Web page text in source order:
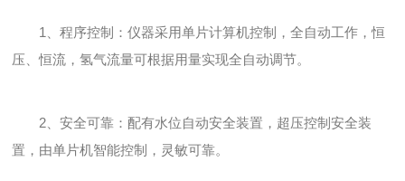
1、程序控制：仪器采用单片计算机控制，全自动工作，恒
压、恒流，氢气流量可根据用量实现全自动调节。
2、安全可靠：配有水位自动安全装置，超压控制安全装
置，由单片机智能控制，灵敏可靠。